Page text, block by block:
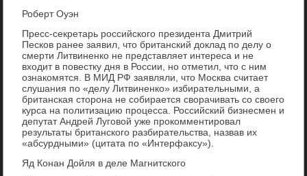
Роберт Оуэн
Пресс-секретарь российского президента Дмитрий
Песков ранее заявил, что британский доклад по делу о
смерти Литвиненко не представляет интереса и не
входит в повестку дня в России, но отметил, что с ним
ознакомятся. В МИД РФ заявляли, что Москва считает
слушания по «делу Литвиненко» избирательными, а
британская сторона не собирается сворачивать со своего
курса на политизацию процесса. Российский бизнесмен и
депутат Андрей Луговой уже прокомментировал
результаты британского разбирательства, назвав их
«абсурдными» (цитата по «Интерфаксу»).
Яд Конан Дойля в деле Магнитского